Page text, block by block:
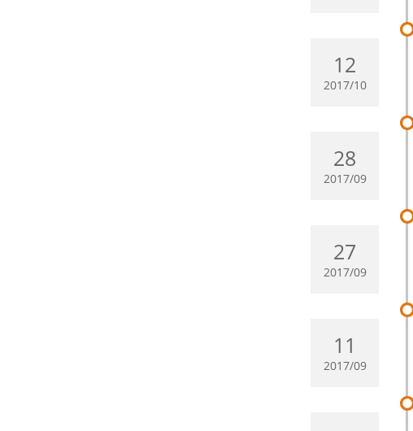
12
2017/10
28
2017/09
27
2017/09
11
2017/09